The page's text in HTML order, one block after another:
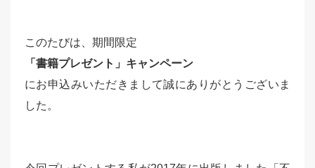
このたびは、期間限定
「書籍プレゼント」キャンペーン
にお申込みいただきまして誠にありがとうございま
した。